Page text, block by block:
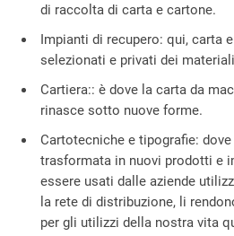
di raccolta di carta e cartone.
Impianti di recupero: qui, carta
selezionati e privati dei
Cartiera:: è dove la carta da
rinasce sotto nuove forme.
Cartotecniche e tipografie:
trasformata in nuovi prodotti e
essere usati dalle aziende
la rete di distribuzione, li
per gli utilizzi della nostra vita